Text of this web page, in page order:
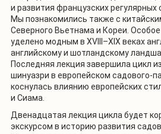
и развития французских регулярных
Мы познакомились также с
Северного Вьетнама и Кореи.
уделено модным в XVIII–XIX веках
английскому и шотландскому
Последняя лекция завершила цикл
шинуазри в европейском садового-
коснулась влиянию европейских
и Сиама.
Двенадцатая лекция цикла будет
экскурсом в историю развития